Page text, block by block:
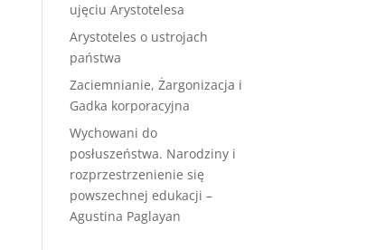
ujęciu Arystotelesa
Arystoteles o ustrojach
państwa
Zaciemnianie, Żargonizacja i
Gadka korporacyjna
Wychowani do
posłuszeństwa. Narodziny i
rozprzestrzenienie się
powszechnej edukacji –
Agustina Paglayan